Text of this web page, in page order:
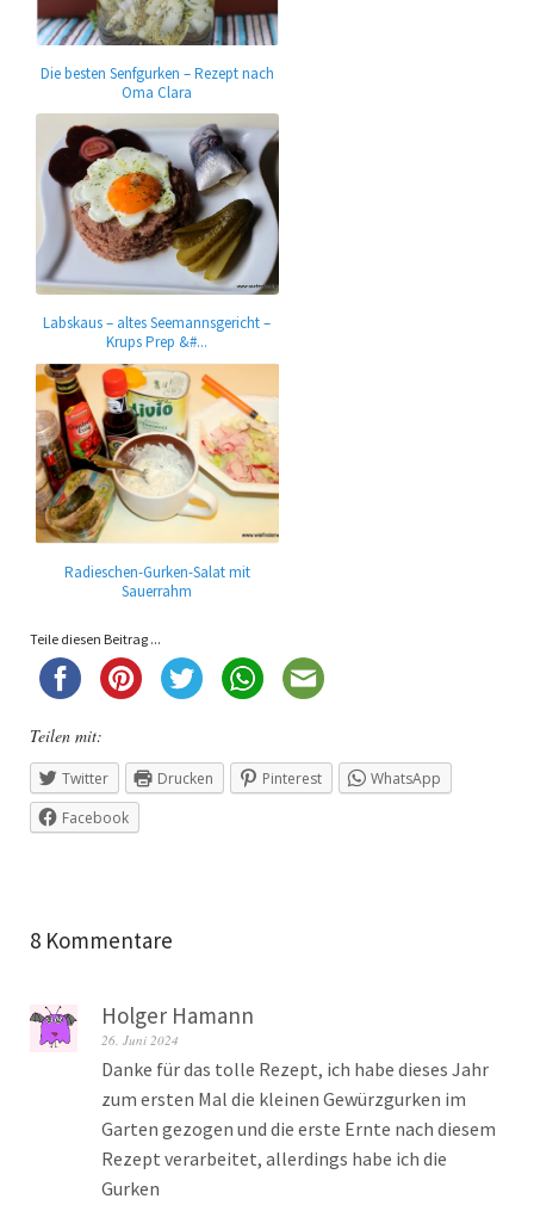
Die besten Senfgurken – Rezept nach
Oma Clara
Labskaus – altes Seemannsgericht –
Krups Prep &#...
Radieschen-Gurken-Salat mit
Sauerrahm
Teile diesen Beitrag ...
Teilen mit:
Twitter Drucken Pinterest
WhatsApp
Facebook
8 Kommentare
Holger Hamann
26. Juni 2024
Danke für das tolle Rezept, ich habe dieses Jahr
zum ersten Mal die kleinen Gewürzgurken im
Garten gezogen und die erste Ernte nach diesem
Rezept verarbeitet, allerdings habe ich die
Gurken